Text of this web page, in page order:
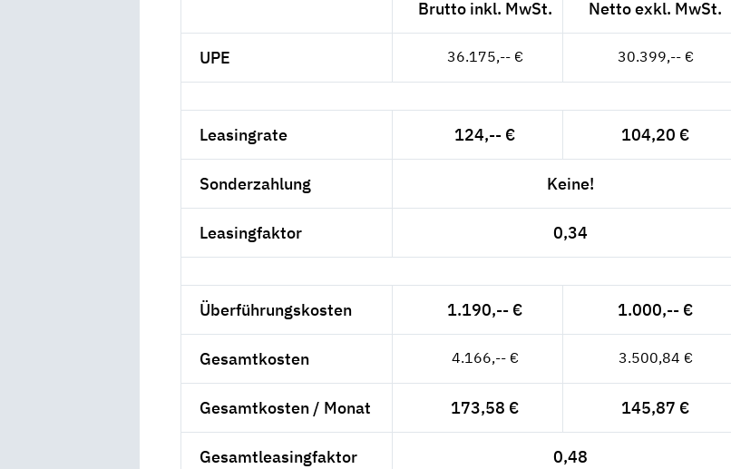
Brutto inkl. MwSt. Netto exkl. MwSt.
UPE 36.175,-- € 30.399,-- €
Leasingrate 124,-- € 104,20 €
Sonderzahlung Keine!
Leasingfaktor 0,34
Überführungskosten 1.190,-- € 1.000,-- €
Gesamtkosten 4.166,-- € 3.500,84 €
Gesamtkosten / Monat 173,58 € 145,87 €
Gesamtleasingfaktor 0,48